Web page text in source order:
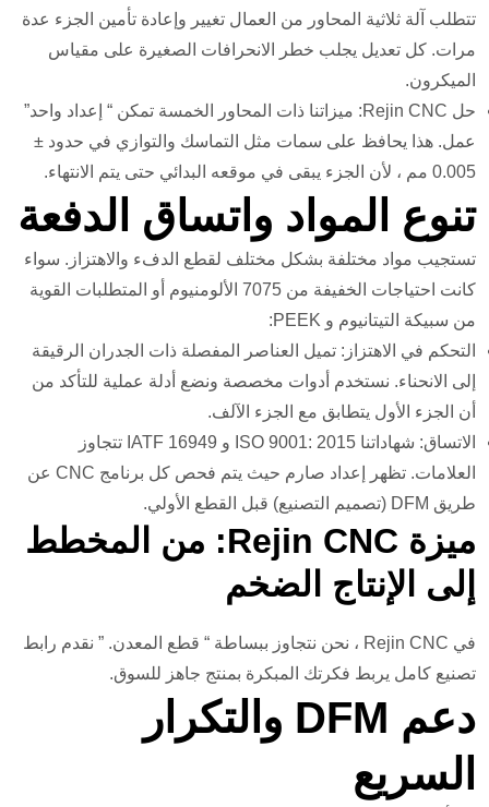
تتطلب آلة ثلاثية المحاور من العمال تغيير وإعادة تأمين الجزء عدة
مرات. كل تعديل يجلب خطر الانحرافات الصغيرة على مقياس
الميكرون.
حل Rejin CNC: ميزاتنا ذات المحاور الخمسة تمكن “ إعداد واحد”
عمل. هذا يحافظ على سمات مثل التماسك والتوازي في حدود ±
0.005 مم ، لأن الجزء يبقى في موقعه البدائي حتى يتم الانتهاء.
تنوع المواد واتساق الدفعة
تستجيب مواد مختلفة بشكل مختلف لقطع الدفء والاهتزاز. سواء
كانت احتياجات الخفيفة من 7075 الألومنيوم أو المتطلبات القوية
من سبيكة التيتانيوم و PEEK:
التحكم في الاهتزاز: تميل العناصر المفصلة ذات الجدران الرقيقة
إلى الانحناء. نستخدم أدوات مخصصة ونضع أدلة عملية للتأكد من
أن الجزء الأول يتطابق مع الجزء الآلف.
الاتساق: شهاداتنا ISO 9001: 2015 و IATF 16949 تتجاوز
العلامات. تظهر إعداد صارم حيث يتم فحص كل برنامج CNC عن
طريق DFM (تصميم التصنيع) قبل القطع الأولي.
ميزة Rejin CNC: من المخطط
إلى الإنتاج الضخم
في Rejin CNC ، نحن نتجاوز ببساطة “ قطع المعدن. ” نقدم رابط
تصنيع كامل يربط فكرتك المبكرة بمنتج جاهز للسوق.
دعم DFM والتكرار
السريع